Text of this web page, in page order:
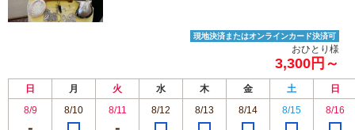
現地決済またはオンラインカード決済可
おひとり様
3,300円～
日 月 火 水 木 金 土
日
8/9
8/10 8/11 8/12 8/13 8/14 8/15 8/16